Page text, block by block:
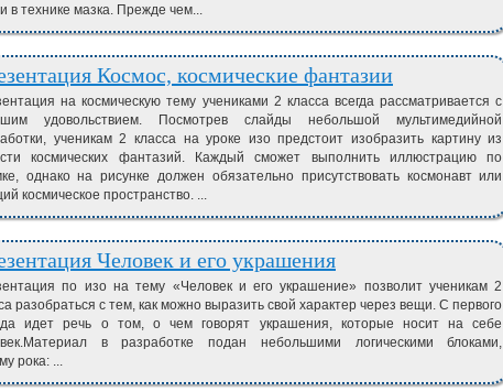
в технике мазка. Прежде чем...
Космос, космические фантазии
на космическую тему учениками 2 класса всегда рассматривается с
удовольствием. Посмотрев слайды небольшой мультимедийной
ученикам 2 класса на уроке изо предстоит изобразить картину из
космических фантазий. Каждый сможет выполнить иллюстрацию по
однако на рисунке должен обязательно присутствовать космонавт или
космическое пространство. ...
Человек и его украшения
по изо на тему «Человек и его украшение» позволит ученикам 2
разобраться с тем, как можно выразить свой характер через вещи. С первого
идет речь о том, о чем говорят украшения, которые носит на себе
в разработке подан небольшими логическими блоками,
рока: ...